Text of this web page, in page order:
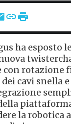
ha esposto
rotazione
cavi snella
la robotica